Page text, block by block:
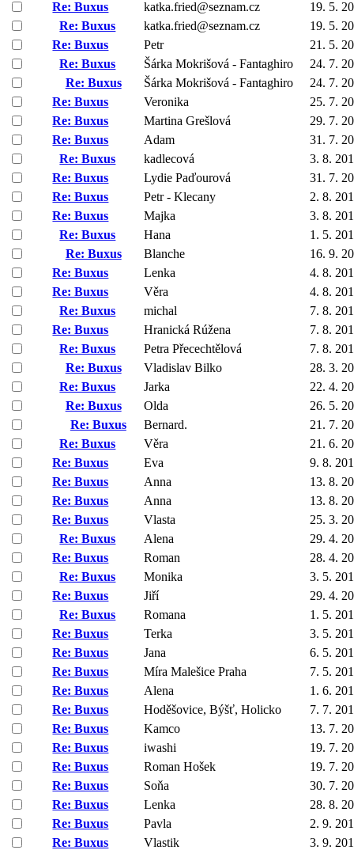
Re: Buxus katka.fried@seznam.cz
19. 5.
Re: Buxus
katka.fried@seznam.cz
19. 5.
Re: Buxus
Petr
21. 5.
Re: Buxus
Šárka Mokrišová - Fantaghiro
24. 7.
Re: Buxus
Šárka Mokrišová - Fantaghiro
24. 7.
Re: Buxus
Veronika
25. 7.
Re: Buxus
Martina Grešlová
29. 7.
Re: Buxus
Adam
31. 7.
Re: Buxus
kadlecová
3. 8.
Re: Buxus
Lydie Paďourová
31. 7.
Re: Buxus
Petr - Klecany
2. 8.
Re: Buxus
Majka
3. 8.
Re: Buxus
Hana
1. 5.
Re: Buxus
Blanche
16. 9.
Re: Buxus
Lenka
4. 8.
Re: Buxus
Věra
4. 8.
Re: Buxus
michal
7. 8.
Re: Buxus
Hranická Rúžena
7. 8.
Re: Buxus
Petra Přecechtělová
7. 8.
Re: Buxus
Vladislav Bilko
28. 3.
Re: Buxus
Jarka
22. 4.
Re: Buxus
Olda
26. 5.
Re: Buxus
Bernard.
21. 7.
Re: Buxus
Věra
21. 6.
Re: Buxus
Eva
9. 8.
Re: Buxus
Anna
13. 8.
Re: Buxus
Anna
13. 8.
Re: Buxus
Vlasta
25. 3.
Re: Buxus
Alena
29. 4.
Re: Buxus
Roman
28. 4.
Re: Buxus
Monika
3. 5.
Re: Buxus
Jiří
29. 4.
Re: Buxus
Romana
1. 5.
Re: Buxus
Terka
3. 5.
Re: Buxus
Jana
6. 5.
Re: Buxus
Míra Malešice Praha
7. 5.
Re: Buxus
Alena
1. 6.
Re: Buxus
Hoděšovice, Býšť, Holicko
7. 7.
Re: Buxus
Kamco
13. 7.
Re: Buxus
iwashi
19. 7.
Re: Buxus
Roman Hošek
19. 7.
Re: Buxus
Soňa
30. 7.
Re: Buxus
Lenka
28. 8.
Re: Buxus
Pavla
2. 9.
Re: Buxus
Vlastik
3. 9.